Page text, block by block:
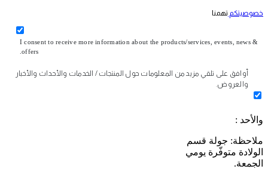
خصوصيتكم تهمنا
I consent to receive more information about the products/services, events, news &
offers.
أوافق على تلقي مزيد من المعلومات حول المنتجات / الخدمات والأحداث والأخبار
والعروض.
والأحد :
ملاحظة: جولة قسم
الولادة متوفّرة يومي
الجمعة.